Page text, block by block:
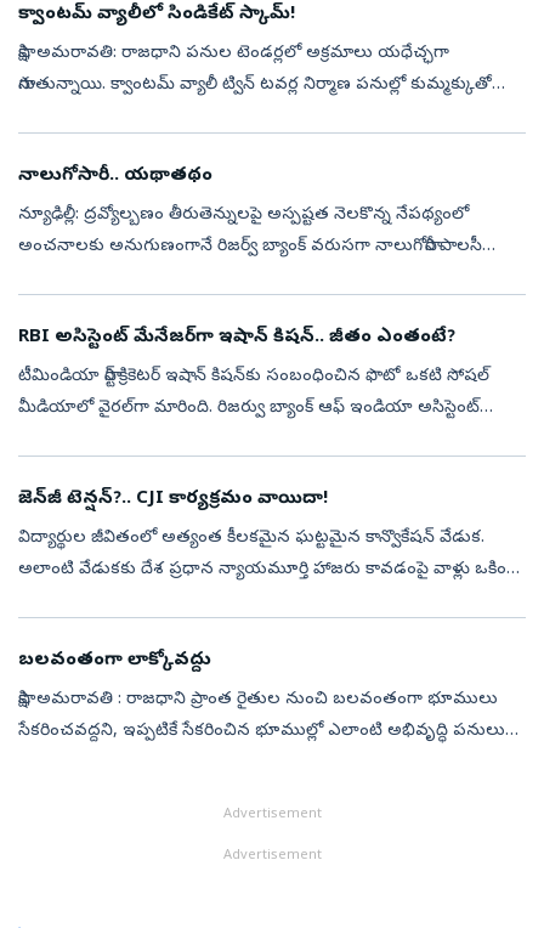
క్వాంటమ్‌ వ్యాలీలో సిండికేట్‌ స్కామ్‌!
సాక్షి, అమరావతి: రాజధాని పనుల టెండర్లలో అక్రమాలు యధేచ్ఛగా
సాగుతున్నాయి. క్వాంటమ్‌ వ్యాలీ ట్విన్‌ టవర్ల నిర్మాణ పనుల్లో కుమ్మక్కుతో
నాలుగోసారీ.. యథాతథం
న్యూఢిల్లీ: ద్రవ్యోల్బణం తీరుతెన్నులపై అస్పష్టత నెలకొన్న నేపథ్యంలో
అంచనాలకు అనుగుణంగానే రిజర్వ్‌ బ్యాంక్‌ వరుసగా నాలుగోసారీ పాలసీ
RBI అసిస్టెంట్‌ మేనేజర్‌గా ఇషాన్‌ కిషన్‌.. జీతం ఎంతంటే?
టీమిండియా స్టార్‌ క్రికెటర్‌ ఇషాన్‌ కిషన్‌కు సంబంధించిన ఫొటో ఒకటి సోషల్‌
మీడియాలో వైరల్‌గా మారింది. రిజర్వు బ్యాంక్‌ ఆఫ్‌ ఇండియా అసిస్టెంట్‌
జెన్‌జీ టెన్షన్‌?.. CJI కార్యక్రమం వాయిదా!
విద్యార్థుల జీవితంలో అత్యంత కీలకమైన ఘట్టమైన కాన్వొకేషన్‌ వేడుక.
అలాంటి వేడుకకు దేశ ప్రధాన న్యాయమూర్తి హాజరు కావడంపై వాళ్లు ఒకింత
బలవంతంగా లాక్కోవద్దు
సాక్షి, అమరావతి : రాజధాని ప్రాంత రైతుల నుంచి బలవంతంగా భూములు
సేకరించవద్దని, ఇప్పటికే సేకరించిన భూముల్లో ఎలాంటి అభివృద్ధి పనులు
Advertisement
Advertisement